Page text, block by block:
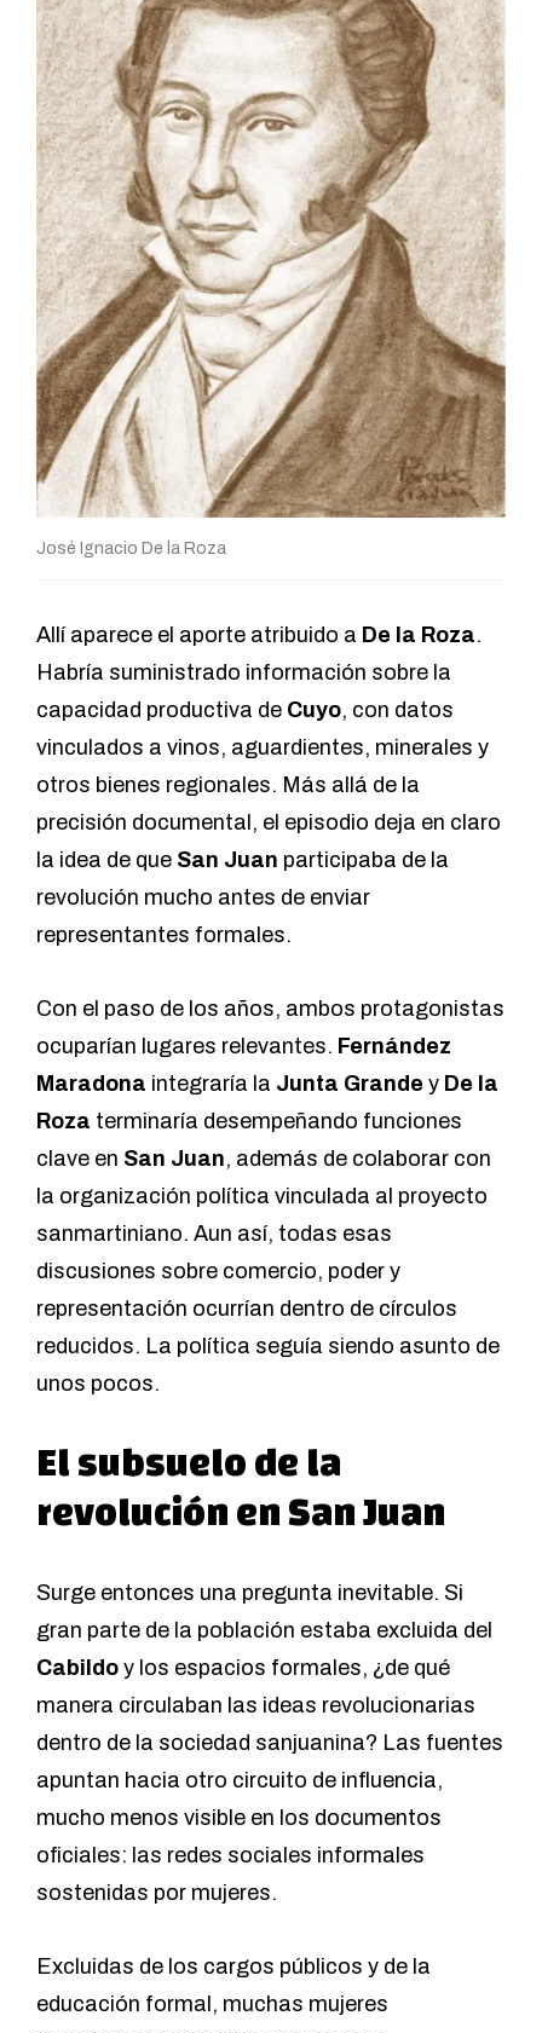
José Ignacio De la Roza
Allí aparece el aporte atribuido a De la Roza.
Habría suministrado información sobre la
capacidad productiva de Cuyo, con datos
vinculados a vinos, aguardientes, minerales y
otros bienes regionales. Más allá de la
precisión documental, el episodio deja en claro
la idea de que San Juan participaba de la
revolución mucho antes de enviar
representantes formales.
Con el paso de los años, ambos protagonistas
ocuparían lugares relevantes. Fernández
Maradona integraría la Junta Grande y De la
Roza terminaría desempeñando funciones
clave en San Juan, además de colaborar con
la organización política vinculada al proyecto
sanmartiniano. Aun así, todas esas
discusiones sobre comercio, poder y
representación ocurrían dentro de círculos
reducidos. La política seguía siendo asunto de
unos pocos.
El subsuelo de la
revolución en San Juan
Surge entonces una pregunta inevitable. Si
gran parte de la población estaba excluida del
Cabildo y los espacios formales, ¿de qué
manera circulaban las ideas revolucionarias
dentro de la sociedad sanjuanina? Las fuentes
apuntan hacia otro circuito de influencia,
mucho menos visible en los documentos
oficiales: las redes sociales informales
sostenidas por mujeres.
Excluidas de los cargos públicos y de la
educación formal, muchas mujeres